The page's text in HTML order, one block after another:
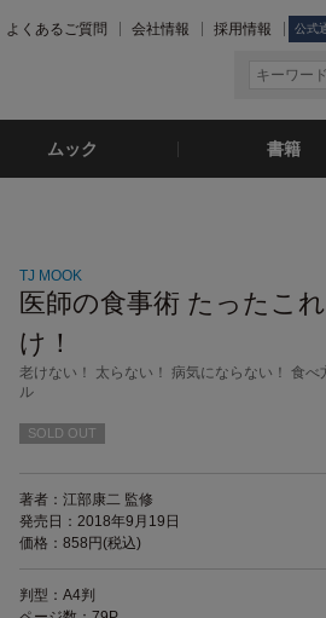
よくあるご質問 会社情報 採用情報 公式
ムック 書籍
TJ MOOK
医師の食事術 たったこ
け！
老けない！ 太らない！ 病気にならない！ 食べ
ル
SOLD OUT
著者：江部康二 監修
発売日：2018年9月19日
価格：858円(税込)
判型：A4判